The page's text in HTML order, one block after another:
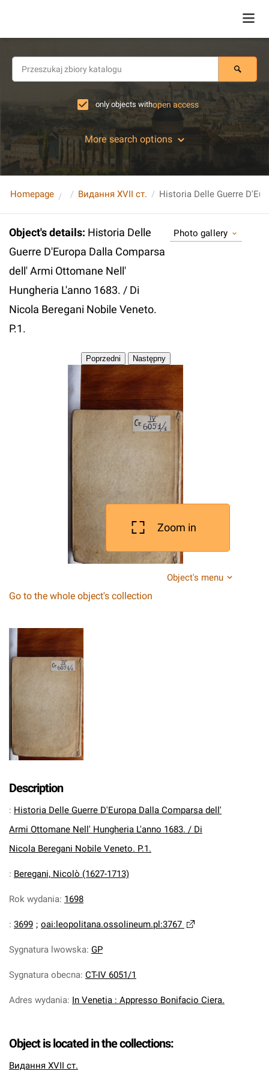
only objects withopen access
More search options
Homepage Видання XVII ст.
Object's details: Historia Delle
Guerre D'Europa Dalla Comparsa
dell' Armi Ottomane Nell'
Hungheria L'anno 1683. / Di
Nicola Beregani Nobile Veneto.
P.1.
Photo gallery
Zoom in
Object's menu
Go to the whole object's collection
Description
: Historia Delle Guerre D'Europa Dalla Comparsa dell'
Armi Ottomane Nell' Hungheria L'anno 1683. / Di
Nicola Beregani Nobile Veneto. P.1.
: Beregani, Nicolò (1627-1713)
Rok wydania: 1698
: 3699 ; oai:leopolitana.ossolineum.pl:3767
Sygnatura lwowska: GP
Sygnatura obecna: CT-IV 6051/1
Adres wydania: In Venetia : Appresso Bonifacio Ciera.
Object is located in the collections:
Видання XVII ст.